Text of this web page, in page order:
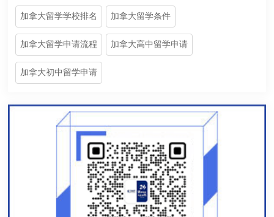
加拿大留学学校排名 加拿大留学条件
加拿大留学申请流程 加拿大高中留学申请
加拿大初中留学申请